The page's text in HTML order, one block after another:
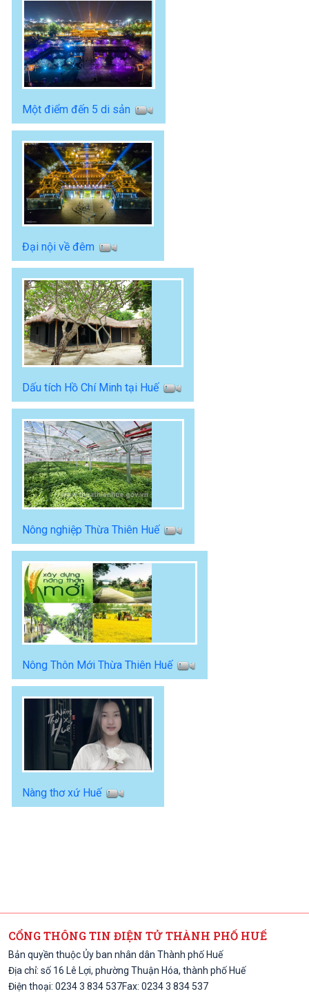
Một điểm đến 5 di sản
Đại nội về đêm
Dấu tích Hồ Chí Minh tại Huế
Nông nghiệp Thừa Thiên Huế
Nông Thôn Mới Thừa Thiên Huế
Nàng thơ xứ Huế
CỔNG THÔNG TIN ĐIỆN TỬ THÀNH PHỐ HUẾ
Bản quyền thuộc Ủy ban nhân dân Thành phố Huế
Địa chỉ: số 16 Lê Lợi, phường Thuận Hóa, thành phố Huế
Điện thoại: 0234 3 834 537Fax: 0234 3 834 537